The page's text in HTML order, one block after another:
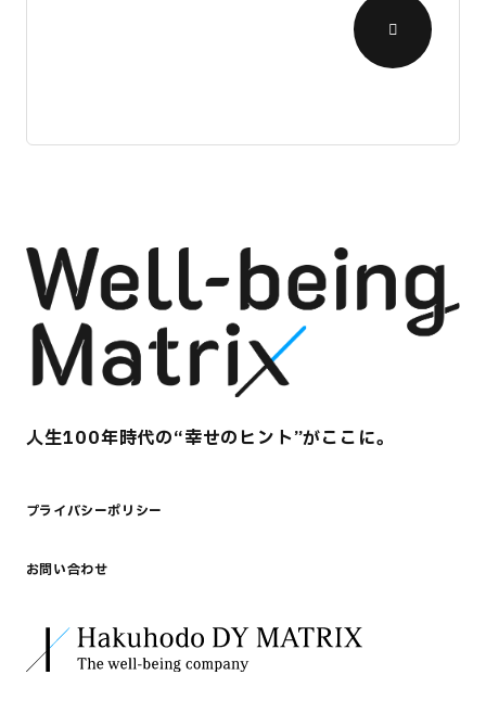
人生100年時代の​“幸せのヒント”がここに。​
プライバシーポリシー
お問い合わせ